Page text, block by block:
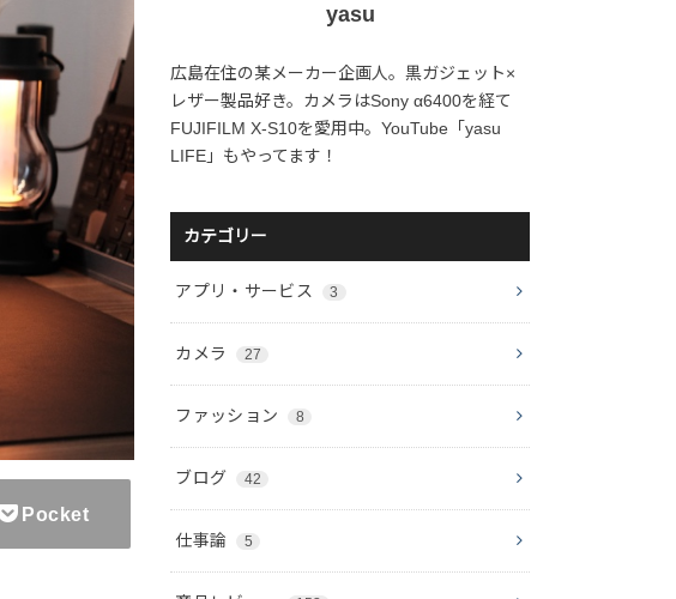
Pocket
yasu
広島在住の某メーカー企画人。黒ガジェット×
レザー製品好き。カメラはSony α6400を経て
FUJIFILM X-S10を愛用中。YouTube「yasu
LIFE」もやってます！
カテゴリー
アプリ・サービス 3
カメラ 27
ファッション 8
ブログ 42
仕事論 5